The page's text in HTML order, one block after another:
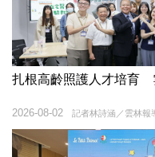
扎根高齡照護人才培育
記者林詩涵／雲林報
2026-08-02